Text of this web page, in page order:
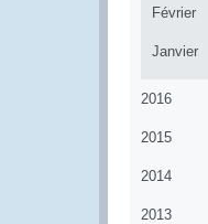
Février
Janvier
2016
2015
2014
2013